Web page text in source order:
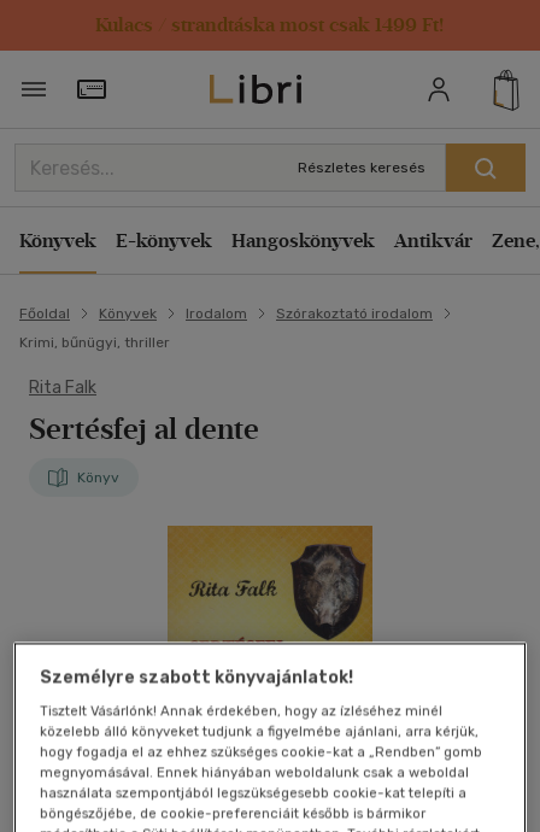
Kulacs / strandtáska most csak 1499 Ft!
Törzsvásárlói Kártya adatai
Részletes keresés
Könyvek E-könyvek Hangoskönyvek Antikvár
Főoldal Könyvek Irodalom
Szórakoztató irodalom
Krimi, bűnügyi, thriller
Rita Falk
Sertésfej al dente
Könyv
Személyre szabott könyvajánlatok!
Tisztelt Vásárlónk! Annak érdekében, hogy az ízléséhez minél
közelebb álló könyveket tudjunk a figyelmébe ajánlani, arra kérjük,
hogy fogadja el az ehhez szükséges cookie-kat a „Rendben” gomb
megnyomásával. Ennek hiányában weboldalunk csak a weboldal
használata szempontjából legszükségesebb cookie-kat telepíti a
böngészőjébe, de cookie-preferenciáit később is bármikor